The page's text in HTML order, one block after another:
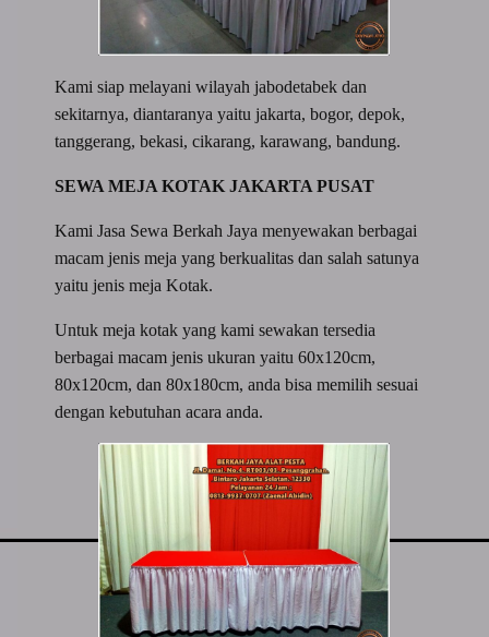
Kami siap melayani wilayah jabodetabek dan
sekitarnya, diantaranya yaitu jakarta, bogor, depok,
tanggerang, bekasi, cikarang, karawang, bandung.
SEWA MEJA KOTAK JAKARTA PUSAT
Kami Jasa Sewa Berkah Jaya menyewakan berbagai
macam jenis meja yang berkualitas dan salah satunya
yaitu jenis meja Kotak.
Untuk meja kotak yang kami sewakan tersedia
berbagai macam jenis ukuran yaitu 60x120cm,
80x120cm, dan 80x180cm, anda bisa memilih sesuai
dengan kebutuhan acara anda.